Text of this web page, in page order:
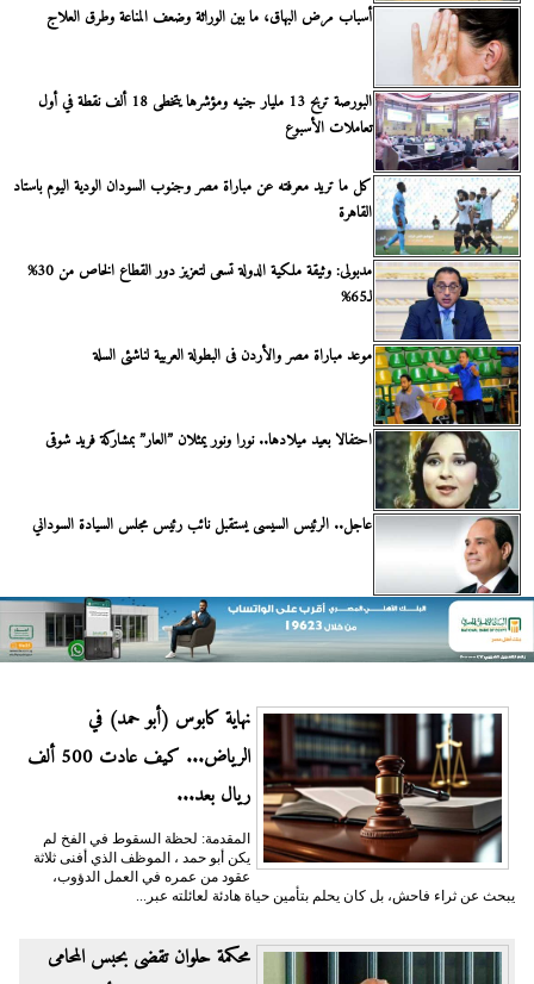
أسباب مرض البهاق، ما بين الوراثة وضعف المناعة وطرق العلاج
البورصة تربح 13 مليار جنيه ومؤشرها يتخطى 18 ألف نقطة في أول
تعاملات الأسبوع
كل ما تريد معرفته عن مباراة مصر وجنوب السودان الودية اليوم باستاد
القاهرة
مدبولى: وثيقة ملكية الدولة تسعى لتعزيز دور القطاع الخاص من 30%
لـ65%
موعد مباراة مصر والأردن فى البطولة العربية لناشئى السلة
احتفالا بعيد ميلادها.. نورا ونور يمثلان ”العار” بمشاركة فريد شوقى
عاجل.. الرئيس السيسى يستقبل نائب رئيس مجلس السيادة السوداني
نهاية كابوس (أبو حمد) في
الرياض... كيف عادت 500 ألف
ريال بعد...
المقدمة: لحظة السقوط في الفخ لم
يكن أبو حمد ، الموظف الذي أفنى ثلاثة
عقود من عمره في العمل الدؤوب،
يبحث عن ثراء فاحش، بل كان يحلم بتأمين حياة هادئة لعائلته عبر...
محكمة حلوان تقضى بحبس المحامى